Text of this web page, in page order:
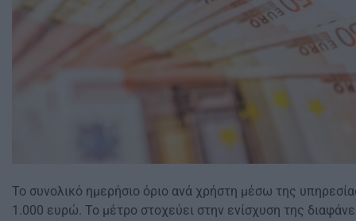
Το συνολικό ημερήσιο όριο ανά χρήστη μέσω της
1.000 ευρώ. Το μέτρο στοχεύει στην ενίσχυση της